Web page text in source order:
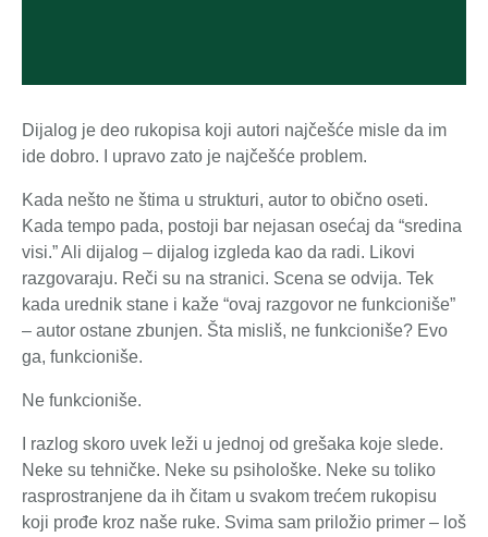
Dijalog je deo rukopisa koji autori najčešće misle da im
ide dobro. I upravo zato je najčešće problem.
Kada nešto ne štima u strukturi, autor to obično oseti.
Kada tempo pada, postoji bar nejasan osećaj da “sredina
visi.” Ali dijalog – dijalog izgleda kao da radi. Likovi
razgovaraju. Reči su na stranici. Scena se odvija. Tek
kada urednik stane i kaže “ovaj razgovor ne funkcioniše”
– autor ostane zbunjen. Šta misliš, ne funkcioniše? Evo
ga, funkcioniše.
Ne funkcioniše.
I razlog skoro uvek leži u jednoj od grešaka koje slede.
Neke su tehničke. Neke su psihološke. Neke su toliko
rasprostranjene da ih čitam u svakom trećem rukopisu
koji prođe kroz naše ruke. Svima sam priložio primer – loš